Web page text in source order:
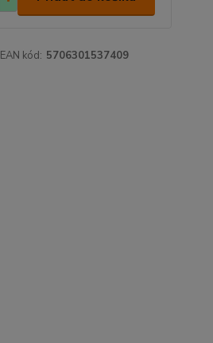
EAN kód: 5706301537409